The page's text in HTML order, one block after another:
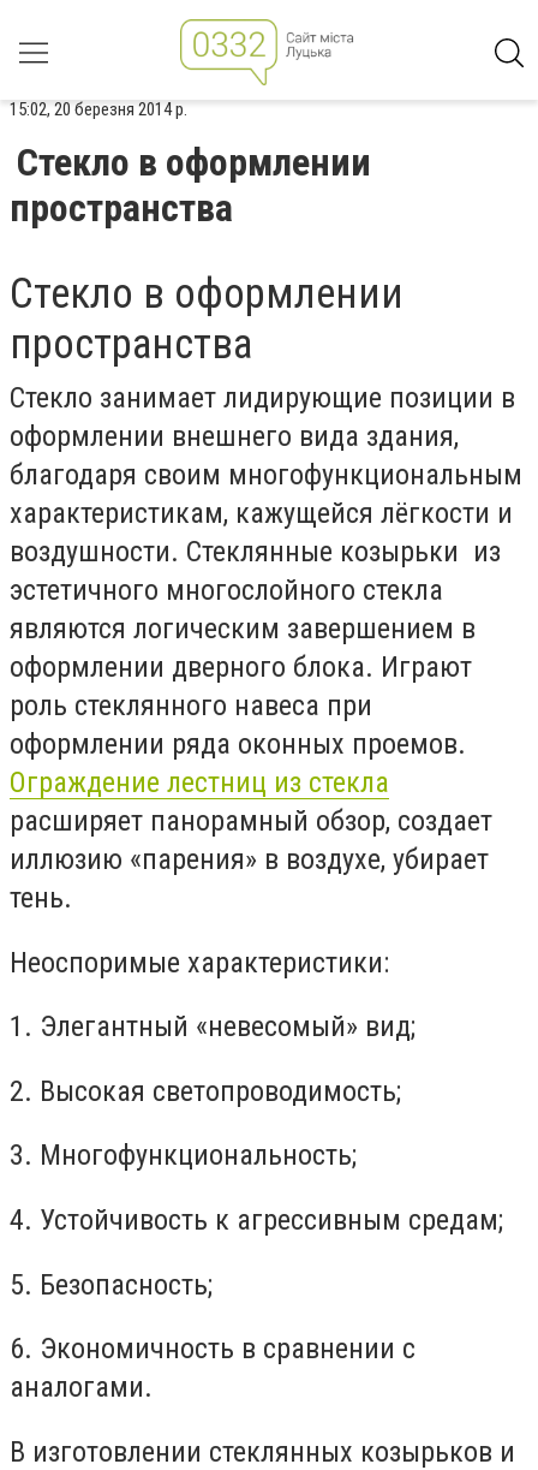
15:02, 20 березня 2014 р.
Стекло в оформлении
пространства
Стекло в оформлении
пространства
Стекло занимает лидирующие позиции в
оформлении внешнего вида здания,
благодаря своим многофункциональным
характеристикам, кажущейся лёгкости и
воздушности. Стеклянные козырьки из
эстетичного многослойного стекла
являются логическим завершением в
оформлении дверного блока. Играют
роль стеклянного навеса при
оформлении ряда оконных проемов.
Ограждение лестниц из стекла
расширяет панорамный обзор, создает
иллюзию «парения» в воздухе, убирает
тень.
Неоспоримые характеристики:
1. Элегантный «невесомый» вид;
2. Высокая светопроводимость;
3. Многофункциональность;
4. Устойчивость к агрессивным средам;
5. Безопасность;
6. Экономичность в сравнении с
аналогами.
В изготовлении стеклянных козырьков и